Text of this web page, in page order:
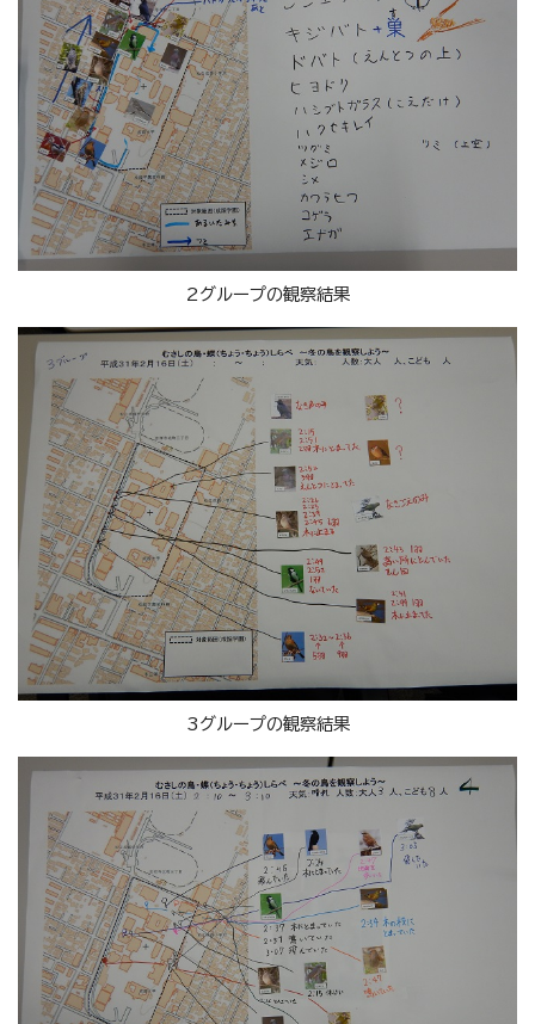
2グループの観察結果
3グループの観察結果